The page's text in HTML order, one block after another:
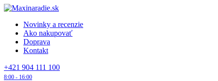
Novinky a recenzie
Ako nakupovať
Doprava
Kontakt
+421 904 111 100
8:00 - 16:00